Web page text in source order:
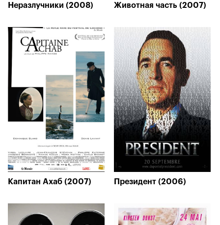
Неразлучники (2008) Животная часть (2007)
Капитан Ахаб (2007) Президент (2006)